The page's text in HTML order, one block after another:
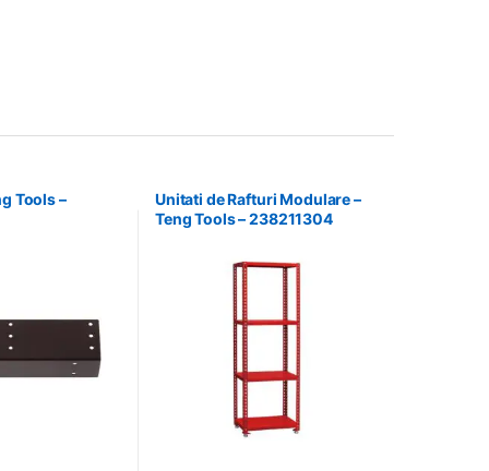
Tools –
Unitati de Rafturi Modulare –
Teng Tools – 238211304